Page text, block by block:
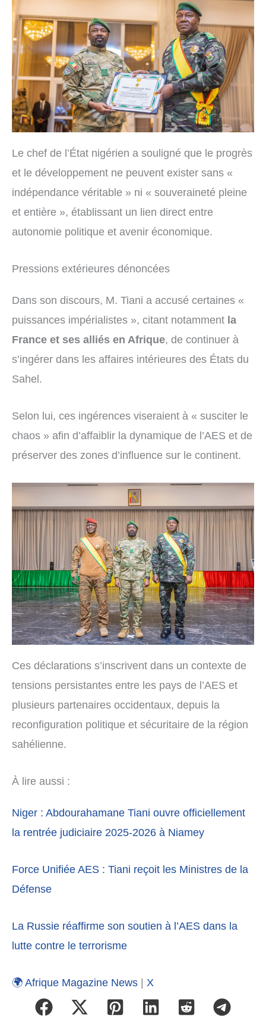
Le chef de l’État nigérien a souligné que le progrès
et le développement ne peuvent exister sans «
indépendance véritable » ni « souveraineté pleine
et entière », établissant un lien direct entre
autonomie politique et avenir économique.
Pressions extérieures dénoncées
Dans son discours, M. Tiani a accusé certaines «
puissances impérialistes », citant notamment la
France et ses alliés en Afrique, de continuer à
s’ingérer dans les affaires intérieures des États du
Sahel.
Selon lui, ces ingérences viseraient à « susciter le
chaos » afin d’affaiblir la dynamique de l’AES et de
préserver des zones d’influence sur le continent.
Ces déclarations s’inscrivent dans un contexte de
tensions persistantes entre les pays de l’AES et
plusieurs partenaires occidentaux, depuis la
reconfiguration politique et sécuritaire de la région
sahélienne.
À lire aussi :
Niger : Abdourahamane Tiani ouvre officiellement
la rentrée judiciaire 2025-2026 à Niamey
Force Unifiée AES : Tiani reçoit les Ministres de la
Défense
La Russie réaffirme son soutien à l’AES dans la
lutte contre le terrorisme
🌍 Afrique Magazine News | X